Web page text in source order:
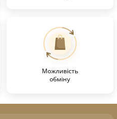
Можливість
обміну